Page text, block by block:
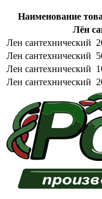
Наименование
Лён
Лен сантехнический
Лен сантехнический
Лен сантехнический
Лен сантехнический